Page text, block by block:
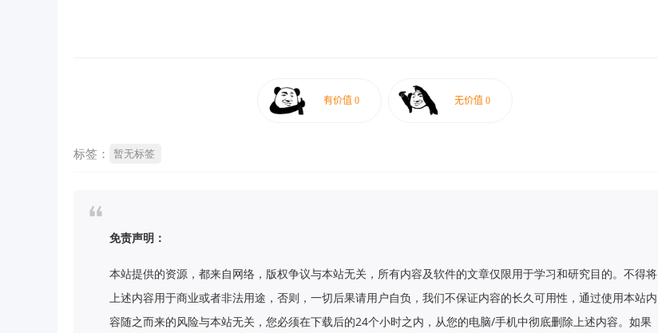
标签： 暂无标签
免责声明：
本站提供的资源，都来自网络，版权争议与本站无关，所有内容及软件的文章仅限用于学习和研究目的。不得将
上述内容用于商业或者非法用途，否则，一切后果请用户自负，我们不保证内容的长久可用性，通过使用本站内
容随之而来的风险与本站无关，您必须在下载后的24个小时之内，从您的电脑/手机中彻底删除上述内容。如果